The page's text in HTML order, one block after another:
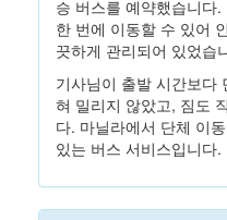
승 버스를 예약했습니다
한 번에 이동할 수 있어
끗하게 관리되어 있었습
기사님이 출발 시간보다
혀 밀리지 않았고, 짐도
다. 마닐라에서 단체 이
있는 버스 서비스입니다.